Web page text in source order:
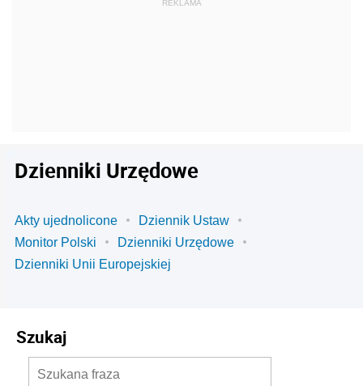
Dzienniki Urzędowe
Akty ujednolicone
Dziennik Ustaw
Monitor Polski
Dzienniki Urzędowe
Dzienniki Unii Europejskiej
Szukaj